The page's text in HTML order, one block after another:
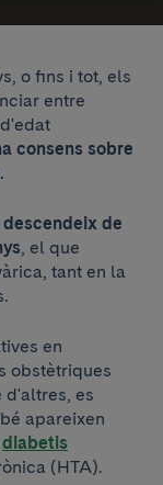
o fins i tot, els
entre
consens sobre
de
, el que
tant en la
en
obstètriques
d'altres, es
apareixen
diabetis
(HTA).